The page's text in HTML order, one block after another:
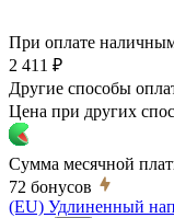
При оплате
2 411 ₽
Другие способы
Цена при других
Сумма месячной
72 бонусов
(EU) Удлиненный